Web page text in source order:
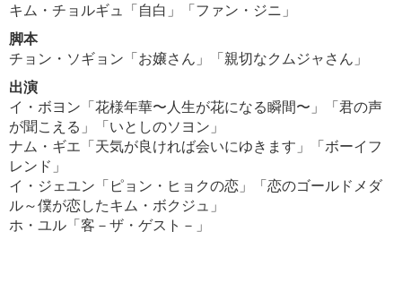
キム・チョルギュ「自白」「ファン・ジニ」
脚本
チョン・ソギョン「お嬢さん」「親切なクムジャさん」
出演
イ・ボヨン「花様年華〜人生が花になる瞬間〜」「君の声
が聞こえる」「いとしのソヨン」
ナム・ギエ「天気が良ければ会いにゆきます」「ボーイフ
レンド」
イ・ジェユン「ピョン・ヒョクの恋」「恋のゴールドメダ
ル～僕が恋したキム・ボクジュ」
ホ・ユル「客－ザ・ゲスト－」